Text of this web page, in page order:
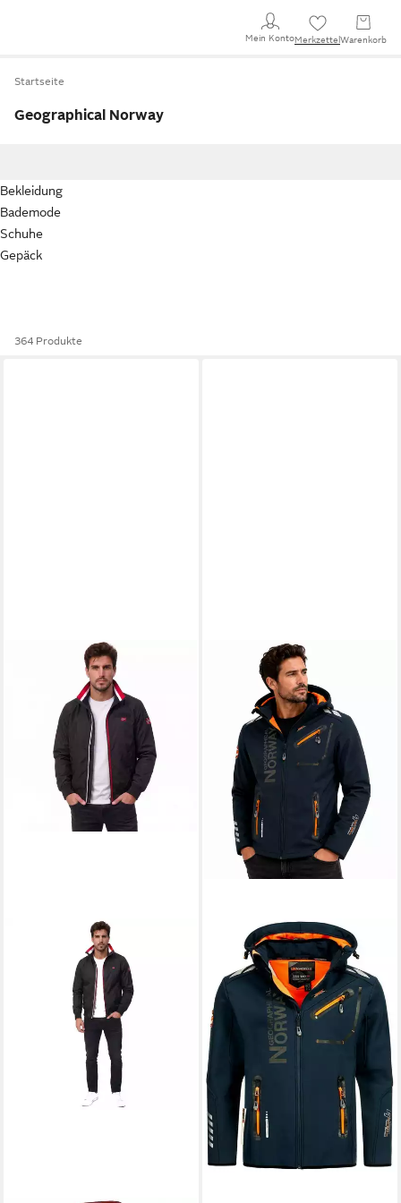
Mein KontoMerkzettel Warenkorb
Startseite
Geographical Norway
Bekleidung
Bademode
Schuhe
Gepäck
364 Produkte